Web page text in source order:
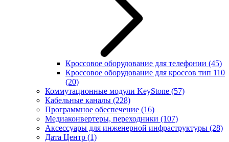
Кроссовое оборудование для телефонии (45)
Кроссовое оборудование для кроссов тип 110
(20)
Коммутационные модули KeyStone (57)
Кабельные каналы (228)
Программное обеспечение (16)
Медиаконвертеры, переходники (107)
Аксессуары для инженерной инфраструктуры (28)
Дата Центр (1)